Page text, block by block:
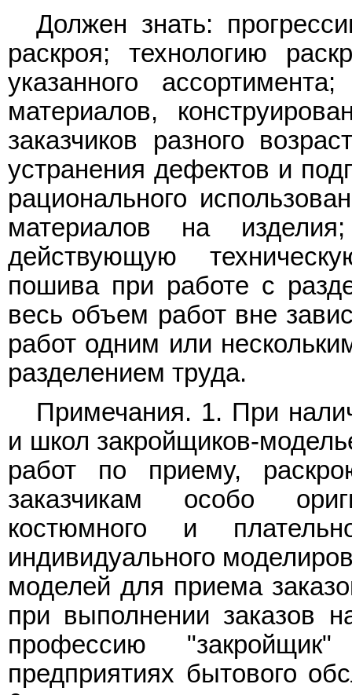
Должен знать:
раскроя; технологию
указанного
материалов,
заказчиков разного
устранения дефектов и
рационального
материалов на
действующую
пошива при работе с
весь объем работ вне
работ одним или
разделением труда.
Примечания. 1. При
и школ закройщиков-
работ по приему,
заказчикам особо
костюмного и
индивидуального
моделей для приема
при выполнении заказов
профессию
предприятиях бытового